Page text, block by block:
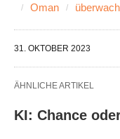
Oman
31. OKTOBER 2023
ÄHNLICHE ARTIKEL
KI: Chance